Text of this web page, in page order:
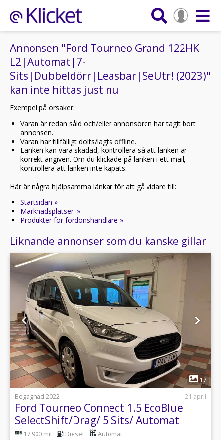
Annonsen "Ford Tourneo Grand 122HK
L2|Automat|7-
Sits|Dubbeldörr|Leasbar|SeUtr! (2023)"
kan inte hittas just nu
Exempel på orsaker:
Varan är redan såld och/eller annonsören har tagit bort
annonsen.
Varan har tillfälligt dolts/lagts offline.
Länken kan vara skadad, kontrollera så att länken är
korrekt angiven. Om du klickade på länken i ett mail,
kontrollera att länken inte kapats.
Här är några hjälpsamma länkar för att gå vidare till:
Startsidan »
Marknadsplatsen »
Produkter för fordonshandlare »
Liknande annonser som du kanske gillar
1
17
Begagnad 2022
21 april
Ford Tourneo Connect 1.5 EcoBlue
SelectShift/Drag/ 5 Sits/ Automat
17 900 mil Diesel Automat